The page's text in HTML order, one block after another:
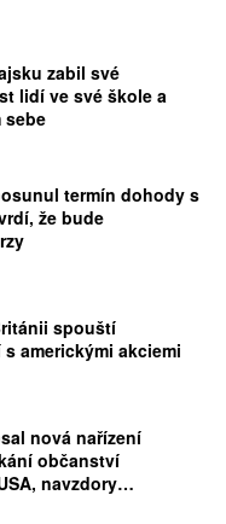
zabil své
lidí ve své škole a
sebe
termín dohody s
že bude
spouští
americkými akciemi
nová nařízení
občanství
navzdory